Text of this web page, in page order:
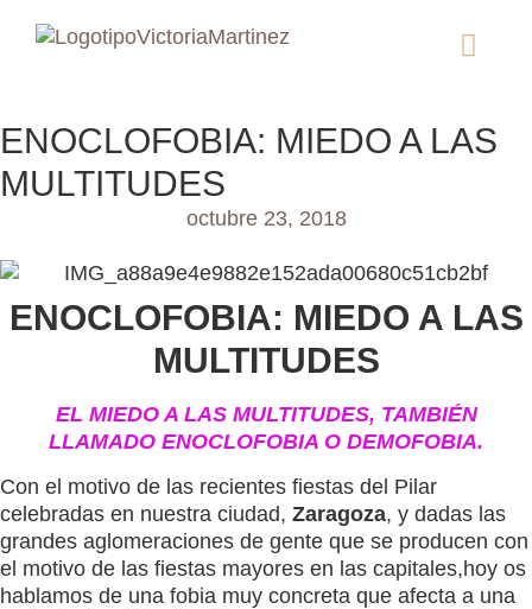
ENOCLOFOBIA: MIEDO A LAS
MULTITUDES
octubre 23, 2018
ENOCLOFOBIA: MIEDO A LAS
MULTITUDES
EL MIEDO A LAS MULTITUDES, TAMBIÉN
LLAMADO ENOCLOFOBIA O DEMOFOBIA.
Con el motivo de las recientes fiestas del Pilar
celebradas en nuestra ciudad, Zaragoza, y dadas las
grandes aglomeraciones de gente que se producen con
el motivo de las fiestas mayores en las capitales,hoy os
hablamos de una fobia muy concreta que afecta a una